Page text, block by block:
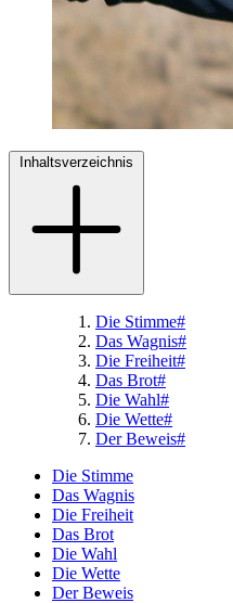
Inhaltsverzeichnis
Die Stimme#
Das Wagnis#
Die Freiheit#
Das Brot#
Die Wahl#
Die Wette#
Der Beweis#
Die Stimme
Das Wagnis
Die Freiheit
Das Brot
Die Wahl
Die Wette
Der Beweis